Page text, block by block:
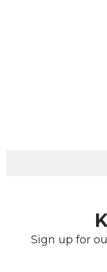
Sign up for